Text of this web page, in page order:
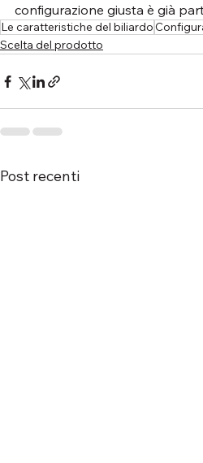
configurazione giusta è già
Le caratteristiche del biliardo
Scelta del prodotto
Post recenti